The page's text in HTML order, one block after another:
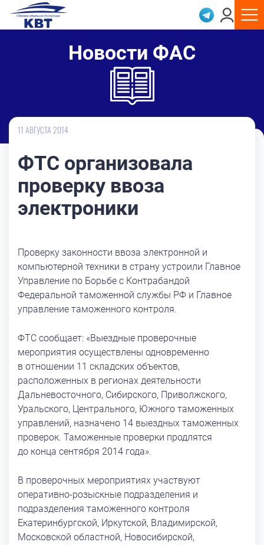
Новости ФАС
11 АВГУСТА 2014
ФТС организовала
проверку ввоза
электроники
Проверку законности ввоза электронной и
компьютерной техники в страну устроили Главное
Управление по Борьбе с Контрабандой
Федеральной таможенной службы РФ и Главное
управление таможенного контроля.
ФТС сообщает: «Выездные проверочные
мероприятия осуществлены одновременно
в отношении 11 складских объектов,
расположенных в регионах деятельности
Дальневосточного, Сибирского, Приволжского,
Уральского, Центрального, Южного таможенных
управлений, назначено 14 выездных таможенных
проверок. Таможенные проверки продлятся
до конца сентября 2014 года».
В проверочных мероприятиях участвуют
оперативно-розыскные подразделения и
подразделения таможенного контроля
Екатеринбургской, Иркутской, Владимирской,
Московской областной, Новосибирской,